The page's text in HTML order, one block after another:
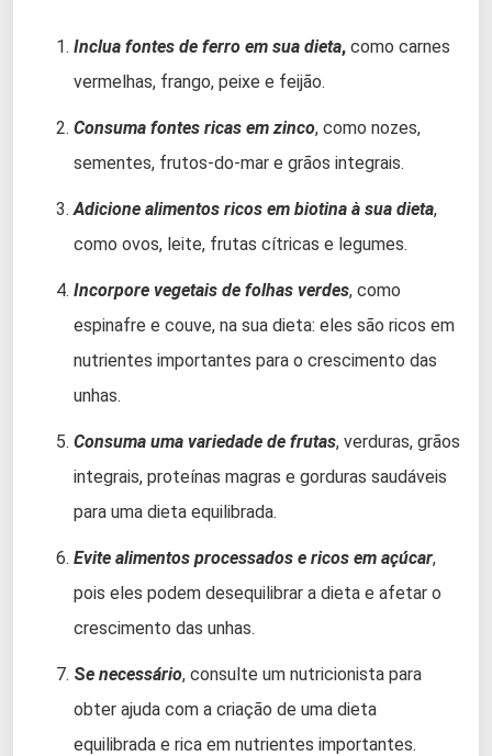
Inclua fontes de ferro em sua dieta, como carnes
vermelhas, frango, peixe e feijão.
Consuma fontes ricas em zinco, como nozes,
sementes, frutos-do-mar e grãos integrais.
Adicione alimentos ricos em biotina à sua dieta,
como ovos, leite, frutas cítricas e legumes.
Incorpore vegetais de folhas verdes, como
espinafre e couve, na sua dieta: eles são ricos em
nutrientes importantes para o crescimento das
unhas.
Consuma uma variedade de frutas, verduras, grãos
integrais, proteínas magras e gorduras saudáveis
para uma dieta equilibrada.
Evite alimentos processados e ricos em açúcar,
pois eles podem desequilibrar a dieta e afetar o
crescimento das unhas.
Se necessário, consulte um nutricionista para
obter ajuda com a criação de uma dieta
equilibrada e rica em nutrientes importantes.